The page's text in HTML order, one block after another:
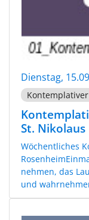
Dienstag,
St.
Wöchentliches
nehmen, das
und